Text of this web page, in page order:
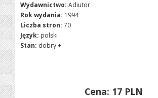
Wydawnictwo: Adiutor
Rok wydania: 1994
Liczba stron: 70
Język: polski
Stan: dobry +
Cena: 17 PLN